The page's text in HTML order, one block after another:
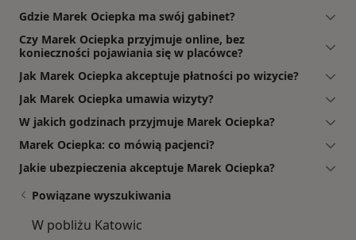
Gdzie Marek Ociepka ma swój gabinet?
Czy Marek Ociepka przyjmuje online, bez
konieczności pojawiania się w placówce?
Jak Marek Ociepka akceptuje płatności po wizycie?
Jak Marek Ociepka umawia wizyty?
W jakich godzinach przyjmuje Marek Ociepka?
Marek Ociepka: co mówią pacjenci?
Jakie ubezpieczenia akceptuje Marek Ociepka?
Powiązane wyszukiwania
W pobliżu Katowic